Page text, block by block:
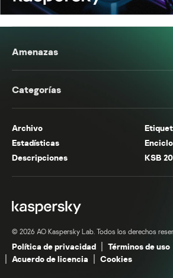
Amenazas
Categorías
Archivo
Estadísticas
Descripciones
KSB
© 2026 AO Kaspersky Lab. Todos los derechos
Política de privacidad
Términos de uso
Acuerdo de licencia
Cookies